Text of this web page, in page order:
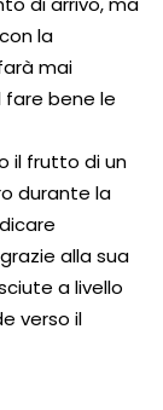
la
mai
fare bene le
il frutto di un
durante la
alla sua
a livello
verso il